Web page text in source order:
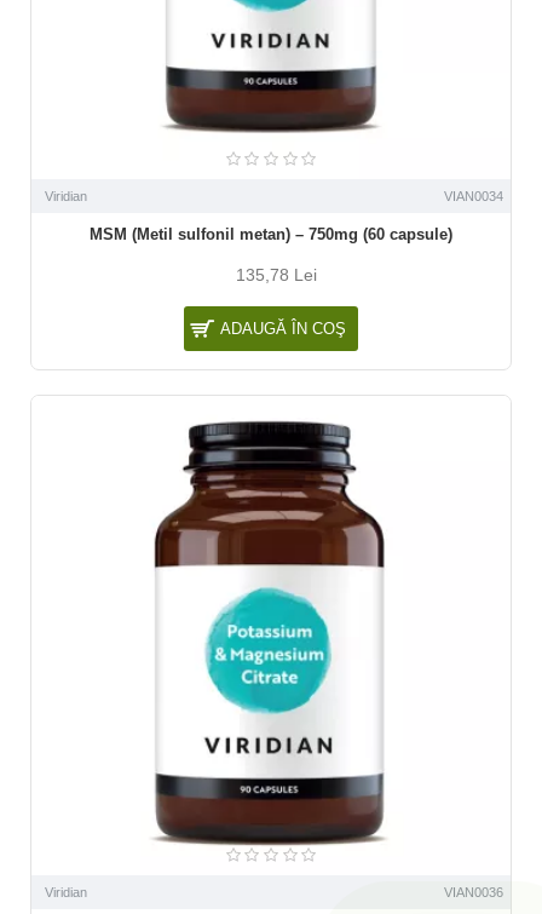
Viridian VIAN0034
MSM (Metil sulfonil metan) – 750mg (60 capsule)
135,78 Lei
ADAUGĂ ÎN COŞ
Viridian VIAN0036